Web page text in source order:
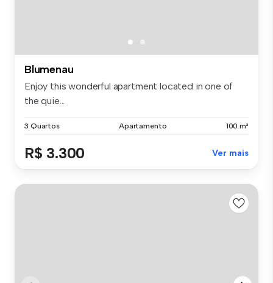
Blumenau
Enjoy this wonderful apartment located in one of
the quie...
3 Quartos Apartamento 100 m²
R$ 3.300 Ver mais